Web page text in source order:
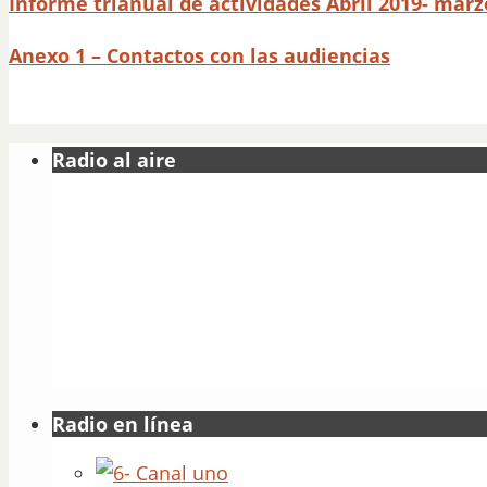
Anexo 1 – Contactos con las audiencias
Radio al aire
Radio en línea